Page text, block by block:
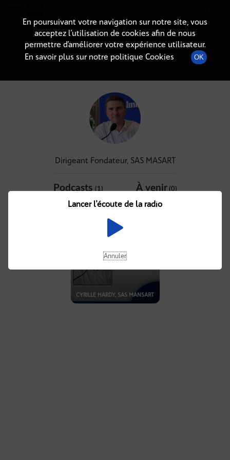
DÉTAIL DE L'INVITÉ(E)
Dirigeant Fondateur, SAS MASART
Podcasts (1) À venir(0)
CYRILLE HARDY, SAS MANSART
En poursuivant votre navigation sur notre site, vous
acceptez l’utilisation de cookies afin de nous
permettre d’améliorer votre expérience utilisateur.
En savoir plus sur notre politique Cookies
OK
Lancer l'écoute de la radio
Annuler